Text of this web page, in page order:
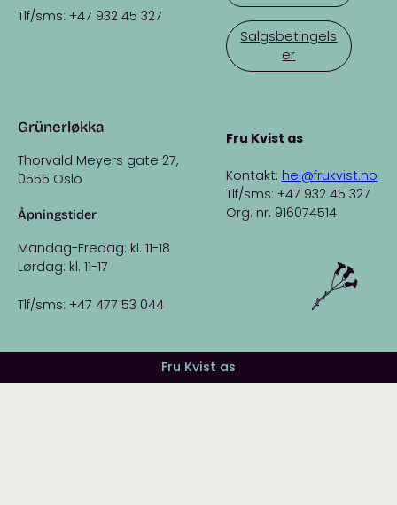
Tlf/sms: +47 932 45 327
Grünerløkka
Thorvald Meyers gate 27,
0555 Oslo
Åpningstider
Mandag-Fredag: kl. 11-18
Lørdag: kl. 11-17
Tlf/sms: +47 477 53 044
Salgsbetingels
er
Fru Kvist as
Kontakt: hei@frukvist.no
Tlf/sms: +47 932 45 327
Org. nr. 916074514
Fru Kvist as